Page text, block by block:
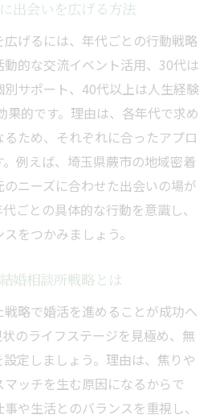
出会いを広げる方法
げるには、年代ごとの行動戦略
的な交流イベント活用、30代は
サポート、40代以上は人生経験
果的です。理由は、各年代で求め
ため、それぞれに合ったアプロ
例えば、埼玉県蕨市の地域密着
ニーズに合わせた出会いの場が
ごとの具体的な行動を意識し、
をつかみましょう。
婚相談所戦略とは
略で婚活を進めることが成功へ
のライフステージを見極め、無
定しましょう。理由は、焦りや
ッチを生む原因になるからで
や生活とのバランスを重視し、